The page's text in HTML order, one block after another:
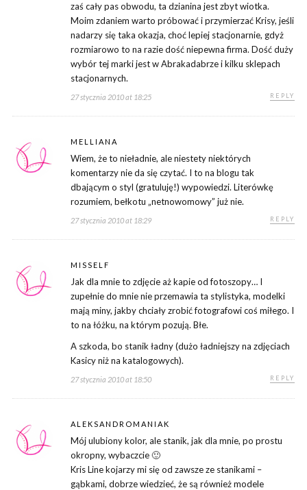
zaś cały pas obwodu, ta dzianina jest zbyt wiotka.
Moim zdaniem warto próbować i przymierzać Krisy, jeśli
nadarzy się taka okazja, choć lepiej stacjonarnie, gdyż
rozmiarowo to na razie dość niepewna firma. Dość duży
wybór tej marki jest w Abrakadabrze i kilku sklepach
stacjonarnych.
27 stycznia 2010 at 18:25 REPLY
MELLIANA
Wiem, że to nieładnie, ale niestety niektórych
komentarzy nie da się czytać. I to na blogu tak
dbającym o styl (gratuluję!) wypowiedzi. Literówkę
rozumiem, bełkotu „netnowomowy” już nie.
27 stycznia 2010 at 18:29 REPLY
MISSELF
Jak dla mnie to zdjęcie aż kapie od fotoszopy… I
zupełnie do mnie nie przemawia ta stylistyka, modelki
mają miny, jakby chciały zrobić fotografowi coś miłego. I
to na łóżku, na którym pozują. Błe.
A szkoda, bo stanik ładny (dużo ładniejszy na zdjęciach
Kasicy niż na katalogowych).
27 stycznia 2010 at 18:50 REPLY
ALEKSANDROMANIAK
Mój ulubiony kolor, ale stanik, jak dla mnie, po prostu
okropny, wybaczcie 🙂
Kris Line kojarzy mi się od zawsze ze stanikami –
gąbkami, dobrze wiedzieć, że są również modele